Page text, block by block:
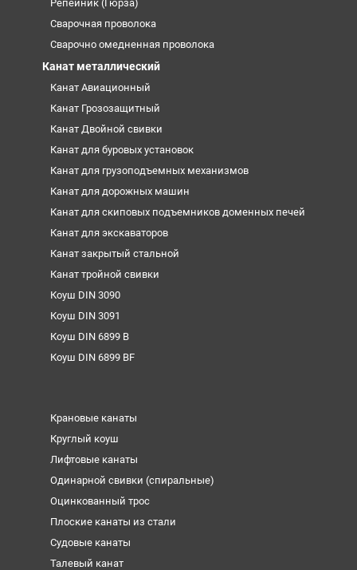
Репейник (Гюрза)
Сварочная проволока
Сварочно омедненная проволока
Канат металлический
Канат Авиационный
Канат Грозозащитный
Канат Двойной свивки
Канат для буровых установок
Канат для грузоподъемных механизмов
Канат для дорожных машин
Канат для скиповых подъемников доменных печей
Канат для экскаваторов
Канат закрытый стальной
Канат тройной свивки
Коуш DIN 3090
Коуш DIN 3091
Коуш DIN 6899 B
Коуш DIN 6899 BF
Крановые канаты
Круглый коуш
Лифтовые канаты
Одинарной свивки (спиральные)
Оцинкованный трос
Плоские канаты из стали
Судовые канаты
Талевый канат